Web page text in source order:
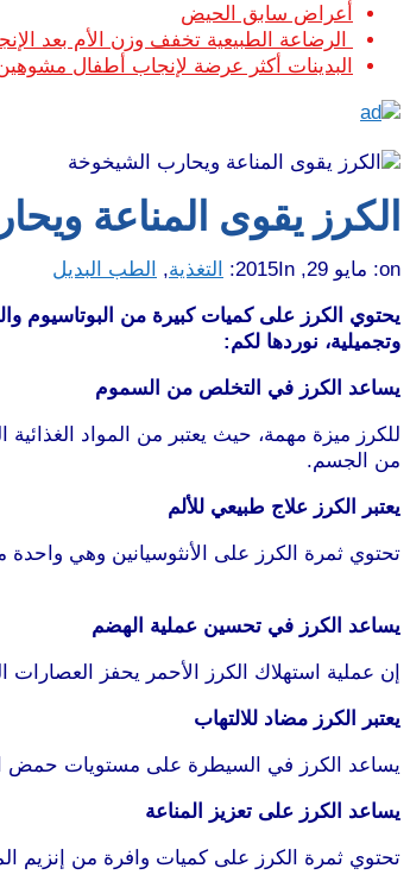
أعراض سابق الحيض
الرضاعة الطبيعية تخفف وزن الأم بعد
البدينات أكثر عرضة لإنجاب أطفال
الكرز يقوى المناعة
on: مايو 29, 2015 In: التغذية, الطب البديل
يحتوي الكرز على كميات كبيرة من البوتاسيوم
وتجميلية، نوردها لكم:
يساعد الكرز في التخلص من السموم
للكرز ميزة مهمة، حيث يعتبر من المواد
من الجسم.
يعتبر الكرز علاج طبيعي للألم
تحتوي ثمرة الكرز على الأنثوسيانين وهي
يساعد الكرز في تحسين عملية الهضم
إن عملية استهلاك الكرز الأحمر يحفز
يعتبر الكرز مضاد للالتهاب
يساعد الكرز في السيطرة على مستويات حمض
يساعد الكرز على تعزيز المناعة
تحتوي ثمرة الكرز على كميات وافرة من إنزيم